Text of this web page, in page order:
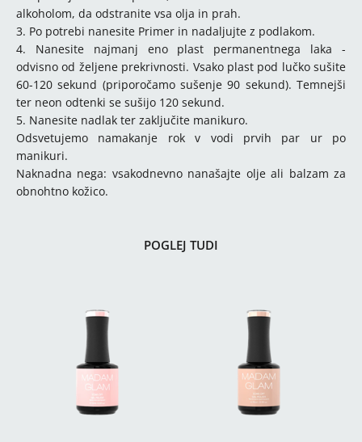
alkoholom, da odstranite vsa olja in prah.
3. Po potrebi nanesite Primer in nadaljujte z podlakom.
4. Nanesite najmanj eno plast permanentnega laka -
odvisno od željene prekrivnosti. Vsako plast pod lučko sušite
60-120 sekund (priporočamo sušenje 90 sekund). Temnejši
ter neon odtenki se sušijo 120 sekund.
5. Nanesite nadlak ter zaključite manikuro.
Odsvetujemo namakanje rok v vodi prvih par ur po
manikuri.
Naknadna nega: vsakodnevno nanašajte olje ali balzam za
obnohtno kožico.
POGLEJ TUDI